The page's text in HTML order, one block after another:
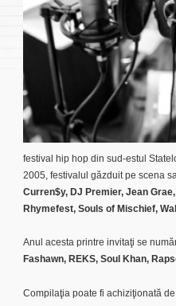
festival hip hop din sud-estul
2005, festivalul găzduit pe scena
Curren$y, DJ Premier, Jean
Rhymefest, Souls of Mischief,
Anul acesta printre invitaţi se
Fashawn, REKS, Soul Khan,
Compilaţia poate fi achiziţionată